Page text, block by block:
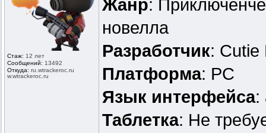
Стаж: 12 лет
Сообщений: 13492
Откуда: ru.wtrackeroc.ru
w.wtrackeroc .ru
Жанр:
новелла
Разработчик: Cutie
Платформа: PC
Язык интерфейса:
Таблeтка: Не